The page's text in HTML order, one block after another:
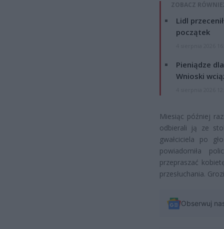
ZOBACZ
Lidl
początek
Pieniądze
Wnioski
Miesiąc później
odbierali ją ze
gwałciciela po
powiadomiła
przepraszać
przesłuchania.
Obserwuj